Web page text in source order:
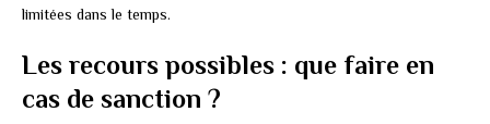
limitées dans le temps.
Les recours possibles : que faire en
cas de sanction ?